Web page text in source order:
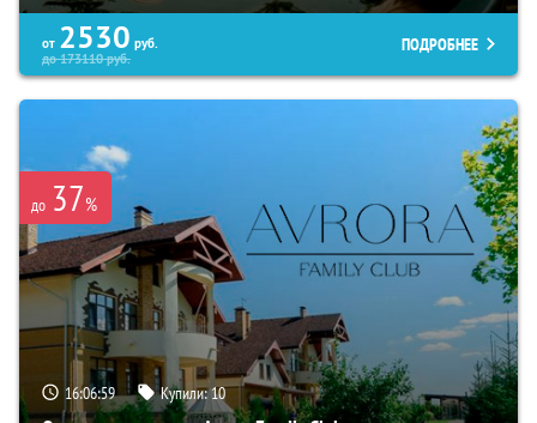
от 2530 руб.
до173110руб.
ПОДРОБНЕЕ
до 37%
16:06:58 Купили:10